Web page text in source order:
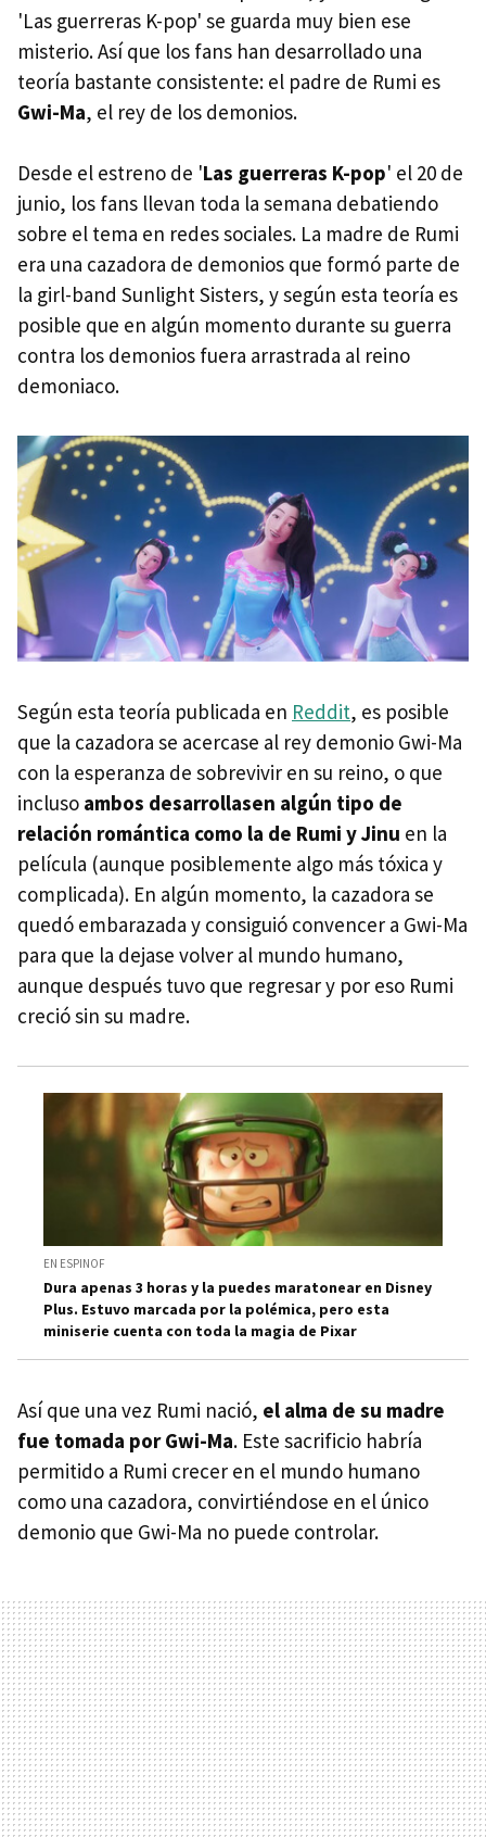
'Las guerreras K-pop' se guarda muy bien ese
misterio. Así que los fans han desarrollado una
teoría bastante consistente: el padre de Rumi es
Gwi-Ma, el rey de los demonios.
Desde el estreno de 'Las guerreras K-pop' el 20 de
junio, los fans llevan toda la semana debatiendo
sobre el tema en redes sociales. La madre de Rumi
era una cazadora de demonios que formó parte de
la girl-band Sunlight Sisters, y según esta teoría es
posible que en algún momento durante su guerra
contra los demonios fuera arrastrada al reino
demoniaco.
Según esta teoría publicada en Reddit, es posible
que la cazadora se acercase al rey demonio Gwi-Ma
con la esperanza de sobrevivir en su reino, o que
incluso ambos desarrollasen algún tipo de
relación romántica como la de Rumi y Jinu en la
película (aunque posiblemente algo más tóxica y
complicada). En algún momento, la cazadora se
quedó embarazada y consiguió convencer a Gwi-Ma
para que la dejase volver al mundo humano,
aunque después tuvo que regresar y por eso Rumi
creció sin su madre.
EN ESPINOF
Dura apenas 3 horas y la puedes maratonear en Disney
Plus. Estuvo marcada por la polémica, pero esta
miniserie cuenta con toda la magia de Pixar
Así que una vez Rumi nació, el alma de su madre
fue tomada por Gwi-Ma. Este sacrificio habría
permitido a Rumi crecer en el mundo humano
como una cazadora, convirtiéndose en el único
demonio que Gwi-Ma no puede controlar.